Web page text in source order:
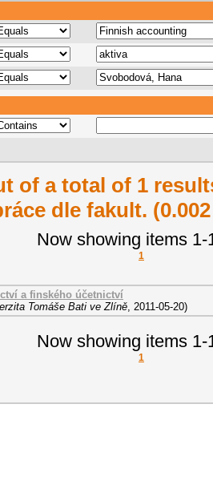
of a total of 1
dle fakult.
Now showing items 1-
1
a finského účetnictví
Tomáše Bati ve Zlíně 2011-05-20)
Now showing items 1-
1